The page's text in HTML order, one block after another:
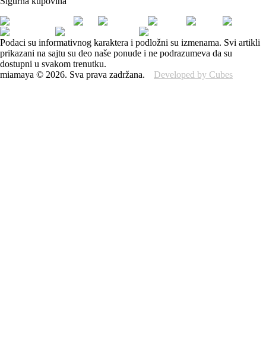
Podaci su informativnog karaktera i podložni su izmenama. Svi artikli
prikazani na sajtu su deo naše ponude i ne podrazumeva da su
dostupni u svakom trenutku.
miamaya © 2026. Sva prava zadržana. Developed by Cubes